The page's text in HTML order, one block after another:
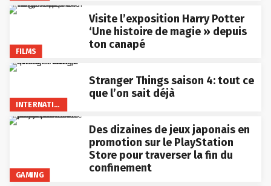
FILMS
Visite l’exposition Harry Potter
‘Une histoire de magie » depuis
ton canapé
INTERNATIONAL
Stranger Things saison 4: tout ce
que l’on sait déjà
GAMING
Des dizaines de jeux japonais en
promotion sur le PlayStation
Store pour traverser la fin du
confinement